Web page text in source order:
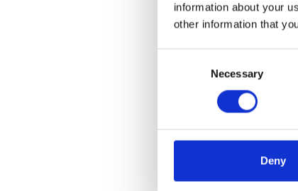
information about your
other information that
Necessary
Deny